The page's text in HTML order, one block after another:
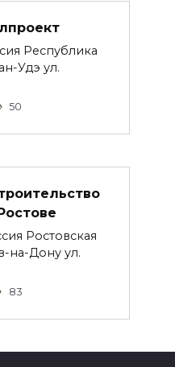
Республика
Удэ ул.
50
Ростовская
на-Дону ул.
83